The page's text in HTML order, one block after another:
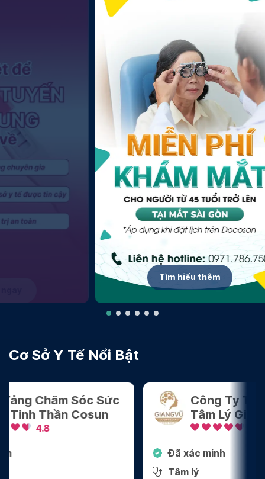
Tìm hiểu thêm
Cơ Sở Y Tế Nổi Bật
Công Ty TNHH Tham Vấn
Tâm Lý Giang Vũ